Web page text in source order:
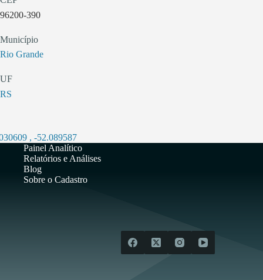
96200-390
Município
Rio Grande
UF
RS
, -52.089587
Painel Analítico
Relatórios e Análises
Blog
Sobre o Cadastro